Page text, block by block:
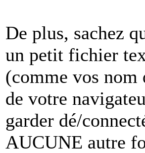
De plus, sachez
un petit fichier
(comme vos nom
de votre
garder dé/
AUCUNE autre